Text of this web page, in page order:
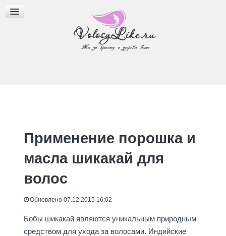
МАСЛА ДЛЯ ВОЛОС
Применение порошка и
масла шикакай для
волос
Обновлено 07.12.2015 16:02
Бобы шикакай являются уникальным природным
средством для ухода за волосами. Индийские